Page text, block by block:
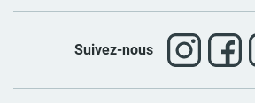
Suivez-nous